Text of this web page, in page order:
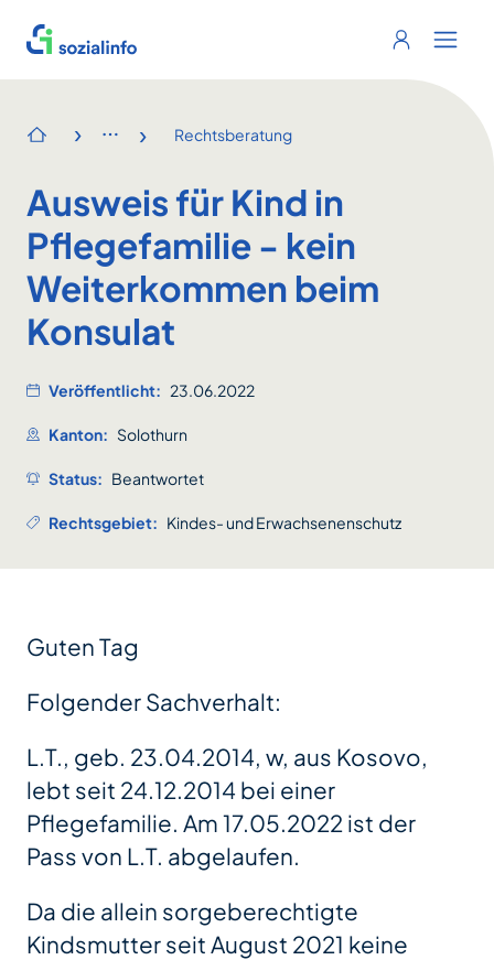
Sozialinfo
Login
Startseite
› › Rechtsberatung
Ausweis für Kind in
Pflegefamilie - kein
Weiterkommen beim
Konsulat
Veröffentlicht: 23.06.2022
Kanton: Solothurn
Status: Beantwortet
Rechtsgebiet: Kindes- und Erwachsenenschutz
Guten Tag
Folgender Sachverhalt:
L.T., geb. 23.04.2014, w, aus Kosovo,
lebt seit 24.12.2014 bei einer
Pflegefamilie. Am 17.05.2022 ist der
Pass von L.T. abgelaufen.
Da die allein sorgeberechtigte
Kindsmutter seit August 2021 keine